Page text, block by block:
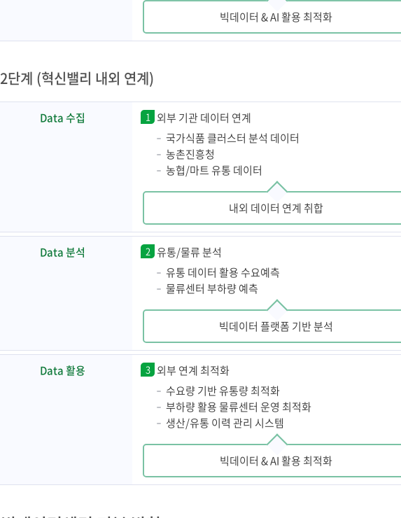
빅데이터 & AI 활용 최적화
2단계 (혁신밸리 내외 연계)
Data 수집 1 외부 기관 데이터 연계
국가식품 클러스터 분석 데이터
농촌진흥청
농협/마트 유통 데이터
내외 데이터 연계 취합
Data 분석 2 유통/물류 분석
유통 데이터 활용 수요예측
물류센터 부하량 예측
빅데이터 플랫폼 기반 분석
Data 활용 3 외부 연계 최적화
수요량 기반 유통량 최적화
부하량 활용 물류센터 운영 최적화
생산/유통 이력 관리 시스템
빅데이터 & AI 활용 최적화